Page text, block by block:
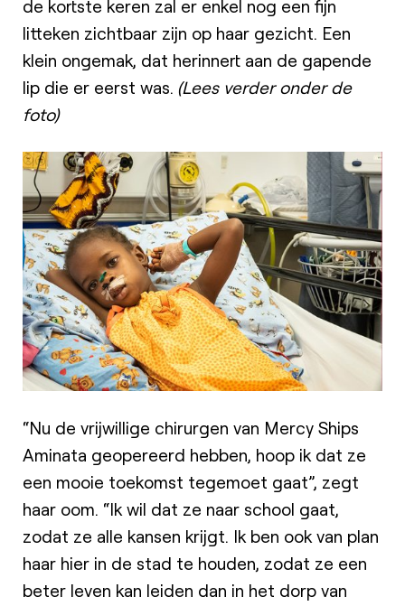
de kortste keren zal er enkel nog een fijn
litteken zichtbaar zijn op haar gezicht. Een
klein ongemak, dat herinnert aan de gapende
lip die er eerst was. (Lees verder onder de
foto)
“Nu de vrijwillige chirurgen van Mercy Ships
Aminata geopereerd hebben, hoop ik dat ze
een mooie toekomst tegemoet gaat”, zegt
haar oom. “Ik wil dat ze naar school gaat,
zodat ze alle kansen krijgt. Ik ben ook van plan
haar hier in de stad te houden, zodat ze een
beter leven kan leiden dan in het dorp van